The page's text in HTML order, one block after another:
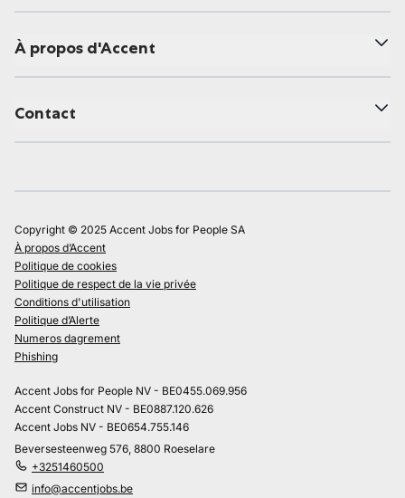
À propos d'Accent
Contact
Copyright © 2025 Accent Jobs for People SA
À propos d’Accent
Politique de cookies
Politique de respect de la vie privée
Conditions d'utilisation
Politique d’Alerte
Numeros dagrement
Phishing
Accent Jobs for People NV - BE0455.069.956
Accent Construct NV - BE0887.120.626
Accent Jobs NV - BE0654.755.146
Beversesteenweg 576, 8800 Roeselare
+3251460500
info@accentjobs.be